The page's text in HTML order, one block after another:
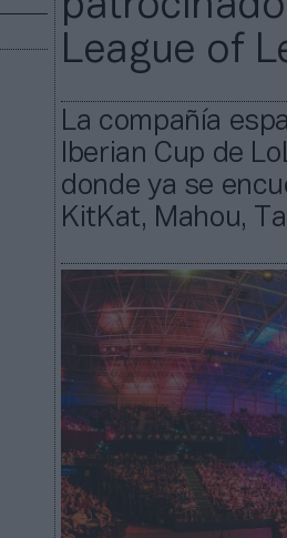
League of
La compañía
Iberian Cup de
donde ya se
KitKat, Mahou,